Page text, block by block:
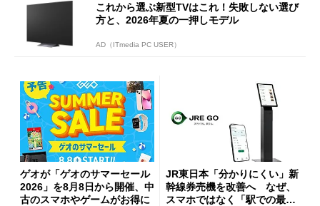
これから選ぶ新型TVはこれ！失敗しない選び
方と、2026年夏の一押しモデル
AD（ITmedia PC USER）
ゲオが「ゲオのサマーセール
2026」を8月8日から開催、中
古のスマホやゲームがお得に
JR東日本「分かりにくい」新
幹線券売機を改善へ なぜ、
スマホではなく「駅での最短